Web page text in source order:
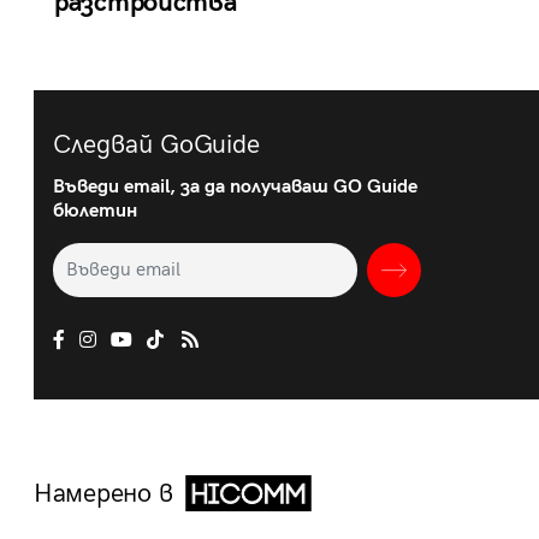
Следвай GoGuide
Въведи email, за да получаваш GO Guide
бюлетин
Намерено в